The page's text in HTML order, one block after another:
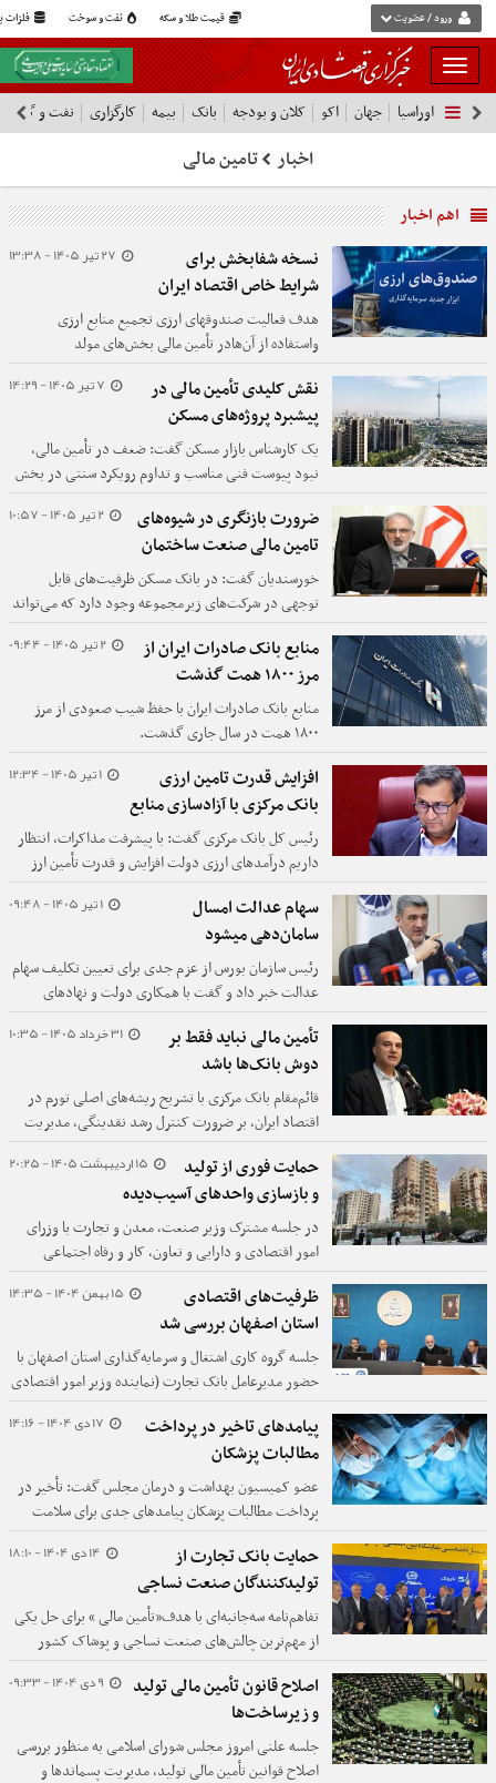
قیمت طلا و سکه نفت و سوخت فلزات ورود / عضویت
بار
و
بسته
نمودن
اوراسیا جهان اکو کلان و بودجه بانک بیمه کارگزاری نفت و گاز
اخبار تامین مالی
اهم اخبار
27 تیر 1405 - 13:38
نسخه شفابخش برای
شرایط خاص اقتصاد ایران
هدف فعالیت صندوقهای ارزی تجمیع منابع ارزی
واستفاده از آن‌هادر تأمین مالی بخش‌های مولد
وصادرات‌محور اقتصاد است.
7 تیر 1405 - 14:29
نقش کلیدی تأمین مالی در
پیشبرد پروژه‌های مسکن
یک کارشناس بازار مسکن گفت: ضعف در تأمین مالی،
نبود پیوست فنی مناسب و تداوم رویکرد سنتی در بخش
مسکن، از مهم‌ترین عوامل افزایش زمان اجرای پروژه‌های
عمرانی در کشور به شمار می‌رود.
2 تیر 1405 - 10:57
ضرورت بازنگری در شیوه‌های
تامین مالی صنعت ساختمان
خورسندیان گفت: در بانک مسکن ظرفیت‌های قابل
توجهی در شرکت‌های زیرمجموعه وجود دارد که می‌تواند
در قالب یک مجموعه خدمات مالی گسترده مورد استفاده
قرار گیرد.
2 تیر 1405 - 09:44
منابع بانک صادرات ایران از
مرز ۱۸۰۰ همت گذشت
​منابع بانک صادرات ایران با حفظ شیب صعودی از مرز
۱۸۰۰ همت در سال جاری گذشت.
1 تیر 1405 - 12:34
افزایش قدرت تامین ارزی
بانک مرکزی با آزادسازی منابع
رئیس کل بانک مرکزی گفت: با پیشرفت مذاکرات، انتظار
داریم درآمدهای ارزی دولت افزایش و قدرت تأمین ارز
بانک مرکزی از محل منابع مسدودی بانک، افزایش داشته
باشد.
1 تیر 1405 - 09:48
سهام عدالت امسال
سامان‌دهی میشود
رئیس سازمان بورس از عزم جدی برای تعیین تکلیف سهام
عدالت خبر داد و گفت با همکاری دولت و نهادهای
مرتبط، دستورالعمل اجرایی سهام عدالت تا تابستان امسال
نهایی و عملیاتی خواهد شد.
31 خرداد 1405 - 10:35
تأمین مالی نباید فقط بر
دوش بانک‌ها باشد
قائم‌مقام بانک مرکزی با تشریح ریشه‌های اصلی تورم در
اقتصاد ایران، بر ضرورت کنترل رشد نقدینگی، مدیریت
انتظارات تورمی و افزایش ظرفیت تولید تأکید کرد.
15 اردیبهشت 1405 - 20:25
حمایت فوری از تولید
و بازسازی واحدهای آسیب‌دیده
در جلسه مشترک وزیر صنعت، معدن و تجارت با وزرای
امور اقتصادی و دارایی و تعاون، کار و رفاه اجتماعی
آخرین وضعیت تولید کشور، خسارت‌های ناشی از جنگ
تحمیلی سوم و موانع پیش‌روی صنعت بررسی شد.
15 بهمن 1404 - 14:35
ظرفیت‌های اقتصادی
استان اصفهان بررسی شد
جلسه گروه کاری اشتغال و سرمایه‌گذاری استان اصفهان با
حضور مدیرعامل بانک تجارت (نماینده وزیر امور اقتصادی
و دارایی) و جمعی از مدیران اجرایی، بانکی و نمایندگان
بنگاه‌های اقتصادی برگزار شد.
17 دی 1404 - 14:16
پیامدهای تاخیر در پرداخت
مطالبات پزشکان
عضو کمیسیون بهداشت و درمان مجلس گفت: تأخیر در
پرداخت مطالبات پزشکان پیامدهای جدی برای سلامت
مردم و آینده حرفه پزشکی دارد.
14 دی 1404 - 18:10
حمایت بانک تجارت از
تولیدکنندگان صنعت نساجی
تفاهم‌نامه سه‌جانبه‌ای با هدف«تأمین مالی » برای حل یکی
از مهم‌ترین چالش‌های صنعت نساجی و پوشاک کشور
جهت خرید مواد اولیه و آغاز فرآیند تولید میان مجموعه
باروک،بانک تجارت و اتحادیه تولید و صادرات نساجی و
پوشاک ایران به امضا رسید.
9 دی 1404 - 09:33
اصلاح قانون تأمین مالی تولید
و زیرساخت‌ها
جلسه علنی امروز مجلس شورای اسلامی به منظور بررسی
اصلاح قوانین تأمین مالی تولید، مدیریت پسماندها و